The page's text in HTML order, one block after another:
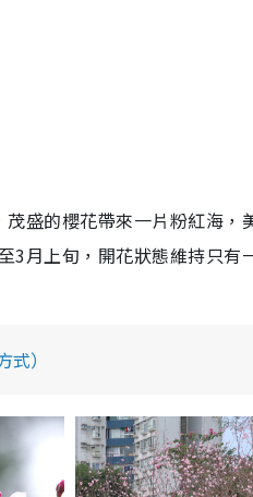
盛的櫻花帶來一片粉紅海，
3月上旬，開花狀態維持只有
）